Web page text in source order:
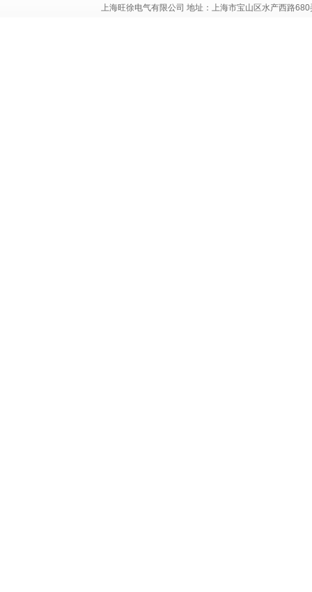
上海旺徐电气有限公司 地址：上海市宝山区水产西路